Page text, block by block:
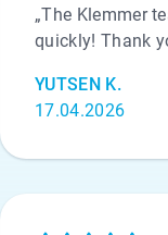
„The Klemmer
quickly! Thank
YUTSEN K.
17.04.2026